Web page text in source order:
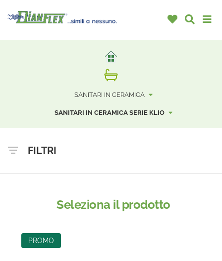
SANITARI IN CERAMICA
SANITARI IN CERAMICA SERIE KLIO
FILTRI
Seleziona il prodotto
PROMO